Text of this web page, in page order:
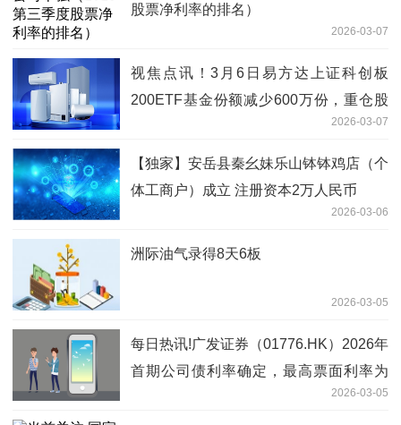
股票净利率的排名）
2026-03-07
视焦点讯！3月6日易方达上证科创板
200ETF基金份额减少600万份，重仓股
2026-03-07
【独家】安岳县秦幺妹乐山钵钵鸡店（个
体工商户）成立 注册资本2万人民币
2026-03-06
洲际油气录得8天6板
2026-03-05
每日热讯!广发证券（01776.HK）2026年
首期公司债利率确定，最高票面利率为
2026-03-05